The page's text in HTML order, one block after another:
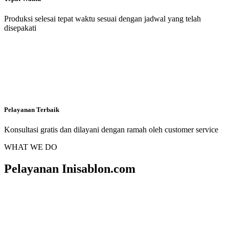
Produksi selesai tepat waktu sesuai dengan jadwal yang telah
disepakati
Pelayanan Terbaik
Konsultasi gratis dan dilayani dengan ramah oleh customer service
WHAT WE DO
Pelayanan Inisablon.com